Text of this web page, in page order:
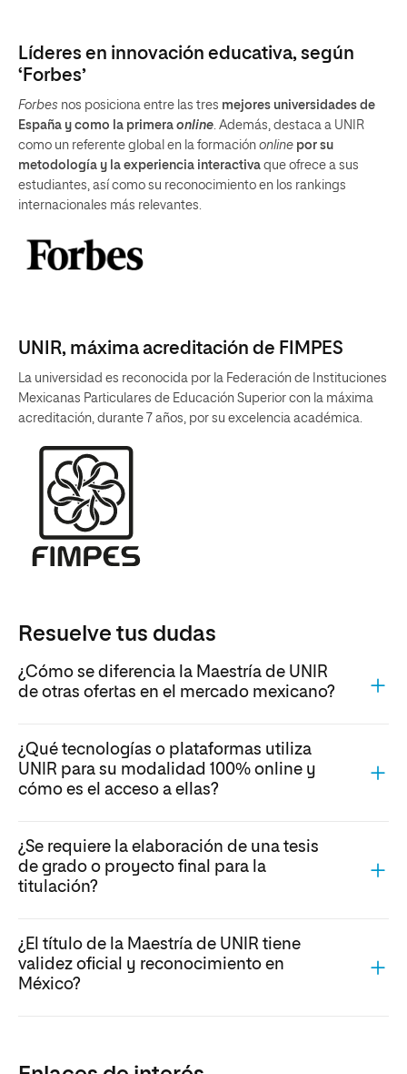
Líderes en innovación educativa, según
‘Forbes’
Forbes nos posiciona entre las tres mejores universidades de
España y como la primera online . Además, destaca a UNIR
como un referente global en la formación online por su
metodología y la experiencia interactiva que ofrece a sus
estudiantes, así como su reconocimiento en los rankings
internacionales más relevantes.
UNIR, máxima acreditación de FIMPES
La universidad es reconocida por la Federación de Instituciones
Mexicanas Particulares de Educación Superior con la máxima
acreditación, durante 7 años, por su excelencia académica.
Resuelve tus dudas
¿Cómo se diferencia la Maestría de UNIR
de otras ofertas en el mercado mexicano?
¿Qué tecnologías o plataformas utiliza
UNIR para su modalidad 100% online y
cómo es el acceso a ellas?
¿Se requiere la elaboración de una tesis
de grado o proyecto final para la
titulación?
¿El título de la Maestría de UNIR tiene
validez oficial y reconocimiento en
México?